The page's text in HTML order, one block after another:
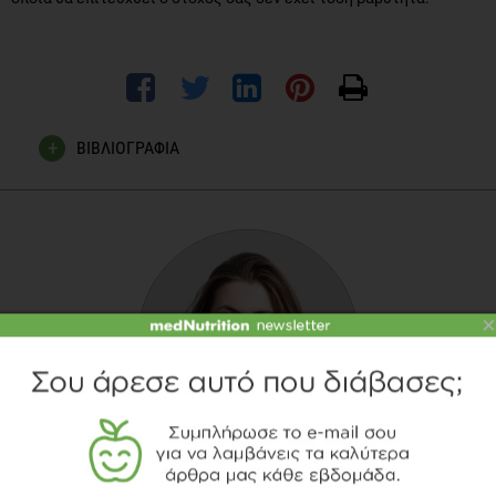
ΒΙΒΛΙΟΓΡΑΦΙΑ
9.
Tarushi A, Polatoglou E, Kljun J, Turel I, Psomas G,
Kessissoglou DP. Interaction of Zn(II) with quinolone drugs:
7;40(37):9461-73. doi: 10.1039/c1dt10870k. Epub 2011 Aug
18. PMID: 21853189.
Ghani SM, Rezaei B, Jamei HR, Ensafi AA. Novel synthesis of
a dual fluorimetric sensor for the simultaneous analysis of
levodopa and pyridoxine. Anal Bioanal Chem. 2021
×